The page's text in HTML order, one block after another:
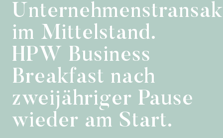
im Mittelstand.
HPW Business
Breakfast nach
zweijähriger Pause
wieder am Start.